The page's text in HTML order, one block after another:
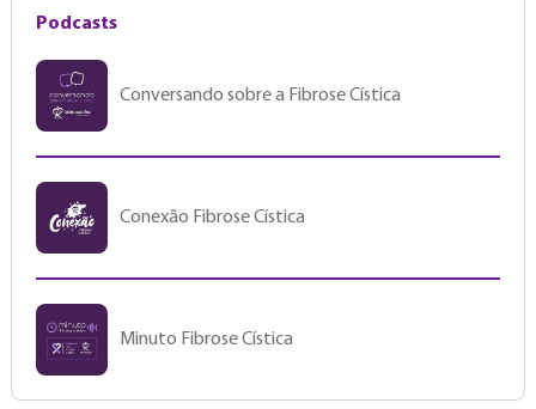
Podcasts
Conversando sobre a Fibrose Cística
Conexão Fibrose Cística
Minuto Fibrose Cística